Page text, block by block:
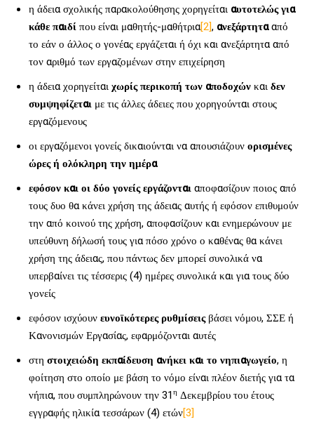
η άδεια σχολικής παρακολούθησης χορηγείται αυτοτελώς για
κάθε παιδίπου είναι μαθητής-μαθήτρια[2], ανεξάρτητααπό
το εάν ο άλλος ο γονέας εργάζεται ή όχι και ανεξάρτητα από
τον αριθμό των εργαζομένων στην επιχείρηση
η άδεια χορηγείταιχωρίς περικοπή των αποδοχώνκαιδεν
συμψηφίζεται με τις άλλες άδειες που χορηγούνται στους
εργαζόμενους
οι εργαζόμενοι γονείς δικαιούνται να απουσιάζουνορισμένες
ώρες ή ολόκληρη την ημέρα
εφόσον και οι δύο γονείς εργάζονταιαποφασίζουν ποιος από
τους δυο θα κάνει χρήση της άδειας αυτής ή εφόσον επιθυμούν
την από κοινού της χρήση, αποφασίζουν και ενημερώνουν με
υπεύθυνη δήλωσή τους για πόσο χρόνο ο καθένας θα κάνει
χρήση της άδειας, που πάντως δεν μπορεί συνολικά να
υπερβαίνει τις τέσσερις (4) ημέρες συνολικά και για τους δύο
γονείς
εφόσον ισχύουνευνοϊκότερες ρυθμίσειςβάσει νόμου, ΣΣΕ ή
Κανονισμών Εργασίας, εφαρμόζονται αυτές
στη στοιχειώδη εκπαίδευση ανήκει και το νηπιαγωγείο, η
φοίτηση στο οποίο με βάση το νόμο είναι πλέον διετής για τα
νήπια, που συμπληρώνουν την 31η Δεκεμβρίου του έτους
εγγραφής ηλικία τεσσάρων (4) ετών[3]